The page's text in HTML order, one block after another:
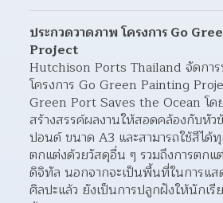
ประกวดวาดภาพ โครงการ Go
Project
Hutchison Ports Thailand จัดการ
โครงการ Go Green Painting
Green Port Saves the Ocean โด
สร้างสรรค์ผลงานให้สอดคล้องกับหั
ปอนด์ ขนาด A3 และสามารถใช้สีได้
ตกแต่งด้วยวัสดุอื่น ๆ รวมถึงการตก
ดิจิทัล นอกจากจะเป็นพื้นที่ในการแ
ศิลปะแล้ว ยังเป็นการปลูกฝังให้นักเรี